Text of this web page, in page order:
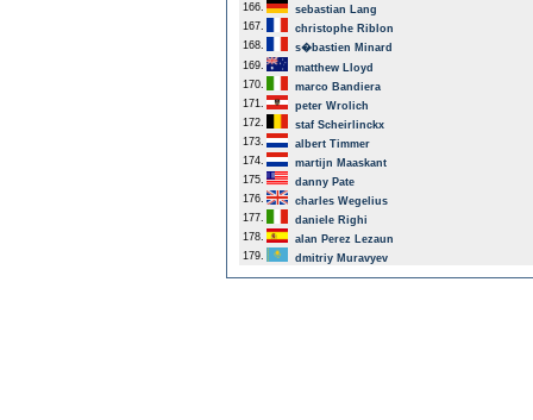
166.
sebastian Lang
167.
christophe Riblon
168.
s�bastien Minard
169.
matthew Lloyd
170.
marco Bandiera
171.
peter Wrolich
172.
staf Scheirlinckx
173.
albert Timmer
174.
martijn Maaskant
175.
danny Pate
176.
charles Wegelius
177.
daniele Righi
178.
alan Perez Lezaun
179.
dmitriy Muravyev